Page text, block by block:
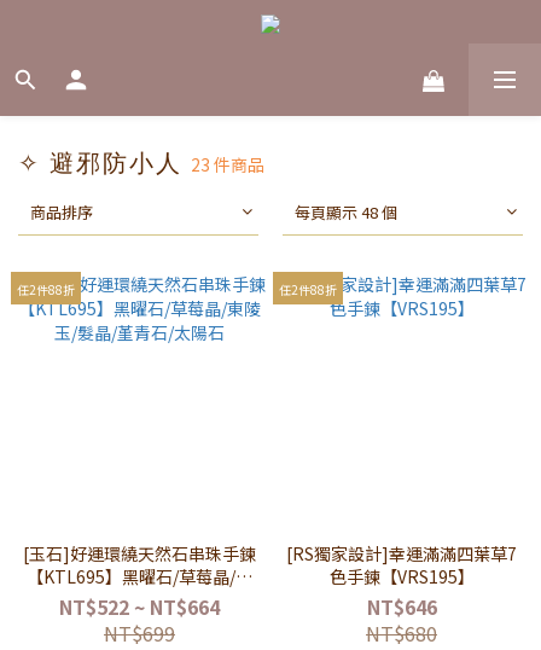
✧ 避邪防小人 23 件商品
商品排序 每頁顯示 48 個
任2件88折
[玉石]好運環繞天然石串珠手鍊
【KTL695】黑曜石/草莓晶/東
陵玉/髮晶/堇青石/太陽石
NT$522 ~ NT$664
NT$699
任2件88折
[RS獨家設計]幸運滿滿四葉草7
色手鍊【VRS195】
NT$646
NT$680